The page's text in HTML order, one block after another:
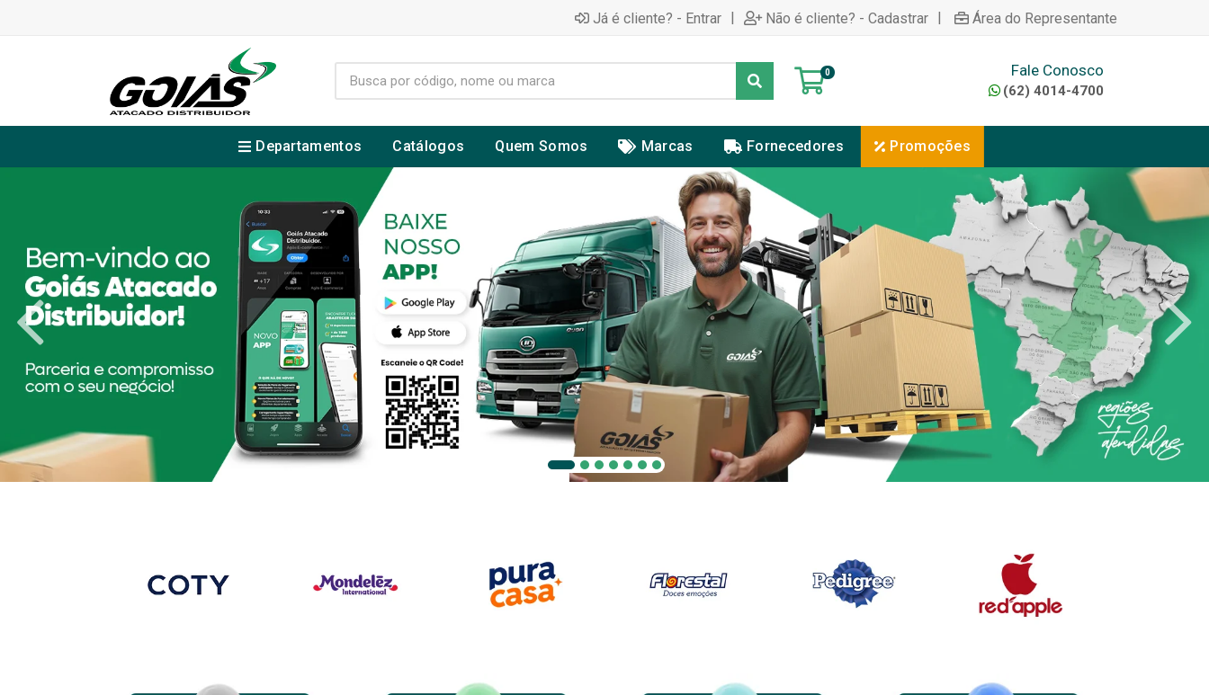
Já é cliente? - Entrar | Não é cliente? - Cadastrar | Área do Representante
0 Fale Conosco
(62) 4014-4700
Departamentos Catálogos Quem Somos Marcas Fornecedores Promoções